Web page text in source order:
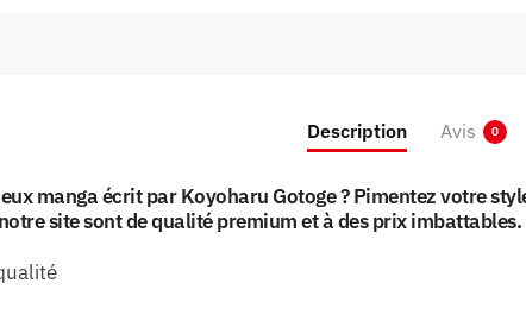
Description Avis 0
manga écrit par Koyoharu Gotoge ? Pimentez votre
site sont de qualité premium et à des prix imbattables.